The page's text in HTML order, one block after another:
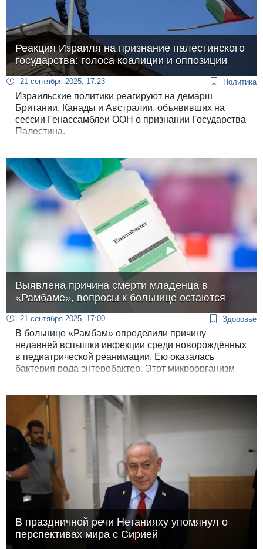
Реакция Израиля на признание палестинского
государства: голоса коалиции и оппозиции
21 сентября 2025, 17:23 Политика
Израильские политики реагируют на демарш
Британии, Канады и Австралии, объявивших на
сессии Генассамблеи ООН о признании Государства
Палестина.
Выявлена причина смерти младенца в
«Рамбаме», вопросы к больнице остаются
21 сентября 2025, 17:00 Здоровье
В больнице «Рамбам» определили причину
недавней вспышки инфекции среди новорождённых
в педиатрической реанимации. Ею оказалась
бактерия рода энтеробактер. Этот микроорганизм
или лёгкие может стать опасным.
В праздничной речи Нетанияху упомянул о
перспективах мира с Сирией